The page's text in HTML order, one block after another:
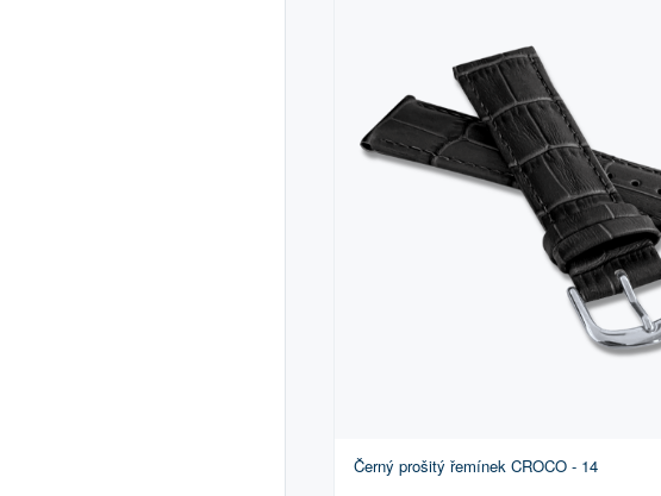
Černý prošitý řemínek CROCO - 14